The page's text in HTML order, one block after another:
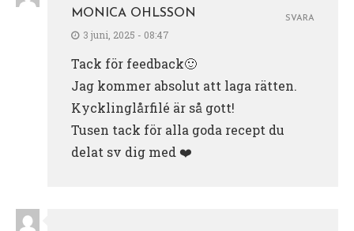
MONICA OHLSSON
3 juni, 2025 - 08:47
Tack för feedback🙂
Jag kommer absolut att laga rätten.
Kycklinglårfilé är så gott!
Tusen tack för alla goda recept du
delat sv dig med ❤️
SVARA